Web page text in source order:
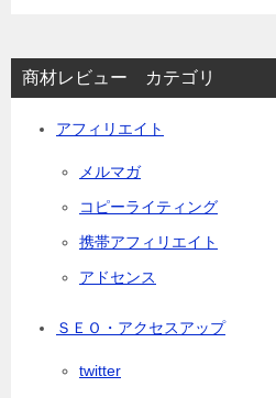
商材レビュー カテゴリ
アフィリエイト
メルマガ
コピーライティング
携帯アフィリエイト
アドセンス
ＳＥＯ・アクセスアップ
twitter